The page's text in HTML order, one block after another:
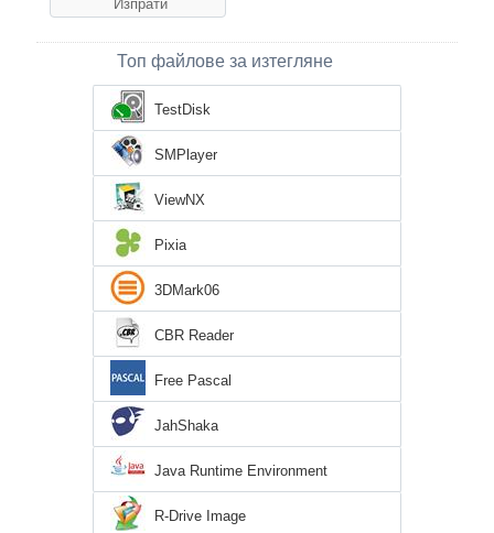
Топ файлове за изтегляне
TestDisk
SMPlayer
ViewNX
Pixia
3DMark06
CBR Reader
Free Pascal
JahShaka
Java Runtime Environment
R-Drive Image